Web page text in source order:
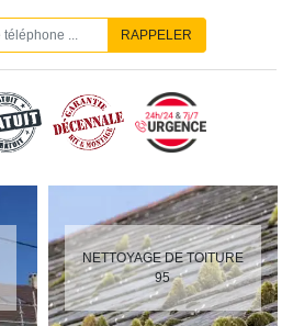
NETTOYAGE DE TOITURE
95